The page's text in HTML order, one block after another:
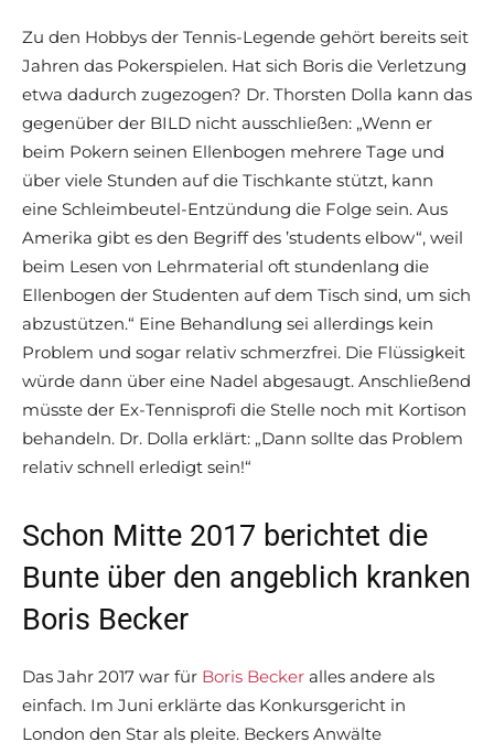
Zu den Hobbys der Tennis-Legende gehört bereits seit
Jahren das Pokerspielen. Hat sich Boris die Verletzung
etwa dadurch zugezogen? Dr. Thorsten Dolla kann das
gegenüber der BILD nicht ausschließen: „Wenn er
beim Pokern seinen Ellenbogen mehrere Tage und
über viele Stunden auf die Tischkante stützt, kann
eine Schleimbeutel-Entzündung die Folge sein. Aus
Amerika gibt es den Begriff des ’students elbow“, weil
beim Lesen von Lehrmaterial oft stundenlang die
Ellenbogen der Studenten auf dem Tisch sind, um sich
abzustützen.“ Eine Behandlung sei allerdings kein
Problem und sogar relativ schmerzfrei. Die Flüssigkeit
würde dann über eine Nadel abgesaugt. Anschließend
müsste der Ex-Tennisprofi die Stelle noch mit Kortison
behandeln. Dr. Dolla erklärt: „Dann sollte das Problem
relativ schnell erledigt sein!“
Schon Mitte 2017 berichtet die
Bunte über den angeblich kranken
Boris Becker
Das Jahr 2017 war für Boris Becker alles andere als
einfach. Im Juni erklärte das Konkursgericht in
London den Star als pleite. Beckers Anwälte